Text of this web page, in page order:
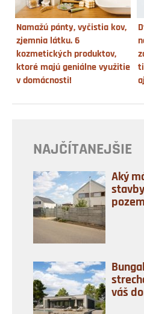
Namažú pánty, vyčistia kov,
zjemnia látku. 6
kozmetických produktov,
ktoré majú geniálne využitie
v domácnosti!
NAJČÍTANEJŠIE
Aký
váš